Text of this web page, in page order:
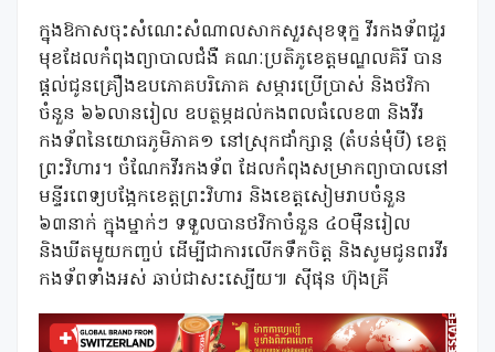
ក្នុងឱកាសចុះសំណេះសំណាលសាកសួរសុខទុក្ខ វីរកងទ័ពជួរ
មុខដែលកំពុងព្យាបាលជំងឺ គណៈប្រតិភូខេត្តមណ្ឌលគិរី បាន
ផ្តល់ជូនគ្រឿងឧបភោគបរិភោគ សម្ភារប្រើប្រាស់ និងថវិកា
ចំនួន ៦៦លានរៀល ឧបត្ថម្ភដល់កងពលធំលេខ៣ និងវីរ
កងទ័ពនៃយោធភូមិភាគ១ នៅស្រុកជាំក្សាន្ត (តំបន់មុំបី) ខេត្ត
ព្រះវិហារ។ ចំណែកវីរកងទ័ព ដែលកំពុងសម្រាកព្យាបាលនៅ
មន្ទីរពេទ្យបង្អែកខេត្តព្រះវិហារ និងខេត្តសៀមរាបចំនួន
៦៣នាក់ ក្នុងម្នាក់ៗ ទទួលបានថវិកាចំនួន ៤០ម៉ឺនរៀល
និងឃីតមួយកញ្ចប់ ដើម្បីជាការលើកទឹកចិត្ត និងសូមជូនពរវីរ
កងទ័ពទាំងអស់ ឆាប់ជាសះស្បើយ៕ ស៉ីផុន ហ៊ុងគ្រី